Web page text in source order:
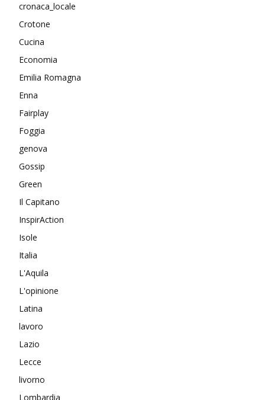
cronaca_locale
Crotone
Cucina
Economia
Emilia Romagna
Enna
Fairplay
Foggia
genova
Gossip
Green
Il Capitano
InspirAction
Isole
Italia
L'Aquila
L'opinione
Latina
lavoro
Lazio
Lecce
livorno
Lombardia